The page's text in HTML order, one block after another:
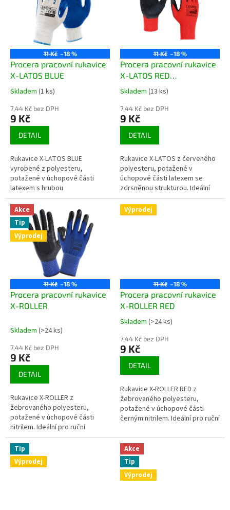
11 Kč –18 %
Procera pracovní rukavice
X-LATOS BLUE
Průměrné
produktu
je
hvězdiček.
Skladem (1 ks)
7,44 Kč bez DPH
9 Kč
DETAIL
Rukavice X-LATOS BLUE
vyrobené z polyesteru,
potažené v úchopové části
latexem s hrubou
strukturou. Ideální pro ruční
práci. Velmi dobrá
přilnavost. Vysoká...
11 Kč –18 %
Procera pracovní rukavice
X-LATOS RED
07,08,09,10,11
Průměrné
produktu
je
hvězdiček.
Skladem (13 ks)
7,44 Kč bez DPH
9 Kč
DETAIL
Rukavice X-LATOS z červeného
polyesteru, potažené v
úchopové části latexem se
zdrsněnou strukturou. Ideální
pro manuální práci. Velmi
dobrá...
Akce
Tip
Výprodej
11 Kč –18 %
Procera pracovní rukavice
X-ROLLER
Skladem (>24 ks)
7,44 Kč bez DPH
9 Kč
DETAIL
Rukavice X-ROLLER z
žebrovaného polyesteru,
potažené v úchopové části
nitrilem. Ideální pro ruční
práci. Zvýšená odolnost vůči
olejům a tukům. Dobře se
přizpůsobí...
Výprodej
11 Kč –18 %
Procera pracovní rukavice
X-ROLLER RED
Průměrné
produktu
je
hvězdiček.
Skladem (>24 ks)
7,44 Kč bez DPH
9 Kč
DETAIL
Rukavice X-ROLLER RED z
žebrovaného polyesteru,
potažené v úchopové části
černým nitrilem. Ideální pro ruční
olejům a tukům. Dobře se...
Tip
Výprodej
Akce
Tip
Výprodej